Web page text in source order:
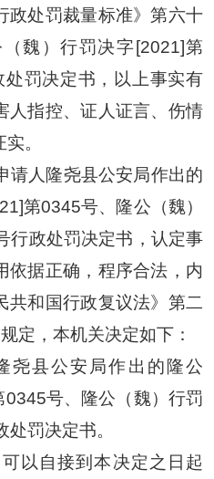
政处罚裁量标准》第六十
（魏）行罚决字 [2021]第
罚决定书， 以上事实有
人指控、证人证言、伤情
。
请人隆尧县公安局作出的
第0345号、隆公（魏）
行政处罚决定书，认定事
依据正确，程序合法，内
共和国行政复议法》第二
定，本机关决定如下：
尧县公安局作出的隆公
0345号、隆公（魏）行罚
罚决定书。
以自接到本决定之日起